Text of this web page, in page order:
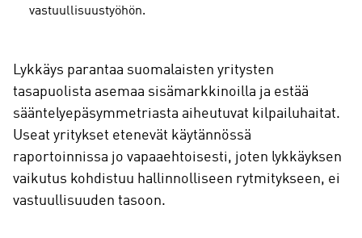
vastuullisuustyöhön.
Lykkäys parantaa suomalaisten yritysten
tasapuolista asemaa sisämarkkinoilla ja estää
sääntelyepäsymmetriasta aiheutuvat kilpailuhaitat.
Useat yritykset etenevät käytännössä
raportoinnissa jo vapaaehtoisesti, joten lykkäyksen
vaikutus kohdistuu hallinnolliseen rytmitykseen, ei
vastuullisuuden tasoon.